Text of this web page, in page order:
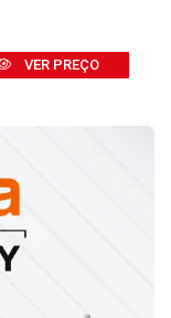
VER PREÇO